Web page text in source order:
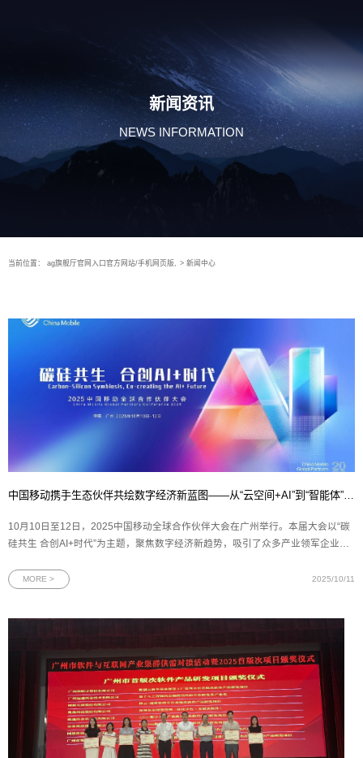
新闻资讯
NEWS INFORMATION
当前位置： ag旗舰厅官网入口官方网站/手机网页版, > 新闻中心
10月10日至12日，2025中国移动全球合作伙伴大会在广州举行。本届大会以“碳
硅共生 合创AI+时代”为主题，聚焦数字经济新趋势，吸引了众多产业领军企业与
中移互联网有限公司连续发布多项战略合作与产品成果——中国移动云盘携手新
MORE > 2025/10/11